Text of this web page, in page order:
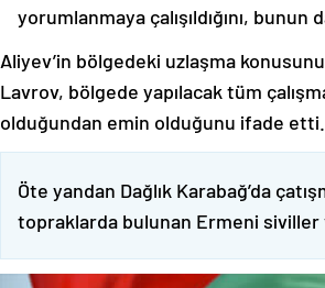
yorumlanmaya çalışıldığını,
Aliyev’in bölgedeki uzlaşma
Lavrov, bölgede yapılacak tüm
olduğundan emin olduğunu ifade etti.
Öte yandan Dağlık Karabağ’da
topraklarda bulunan Ermeni siviller